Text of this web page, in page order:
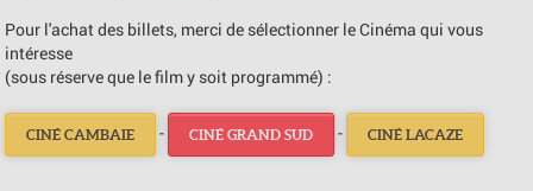
Pour l'achat des billets, merci de sélectionner le Cinéma qui vous
intéresse
(sous réserve que le film y soit programmé) :
CINÉ CAMBAIE - CINÉ GRAND SUD - CINÉ LACAZE